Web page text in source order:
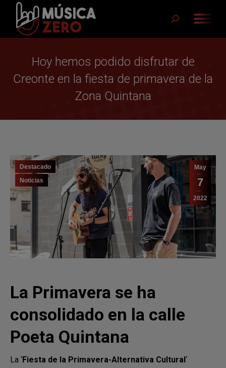
Buscar:
Hoy hemos podido disfrutar de
Creonte en la fiesta de primavera de la
Zona Quintana
May
7
2022
Destacado
Noticias
La Primavera se ha
consolidado en la calle
Poeta Quintana
La ‘Fiesta de la Primavera-Alternativa Cultural‘